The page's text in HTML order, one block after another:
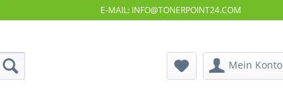
E-MAIL: INFO@TONERPOINT24.COM
Mein Konto